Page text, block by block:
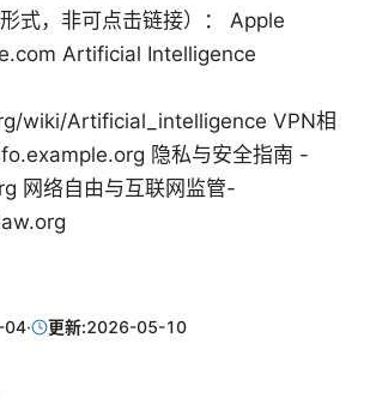
式，非可点击链接）： Apple
Artificial Intelligence
wiki/Artificial_intelligence VPN相
隐私与安全指南 -
网络自由与互联网监管-
04· 更新:2026-05-10